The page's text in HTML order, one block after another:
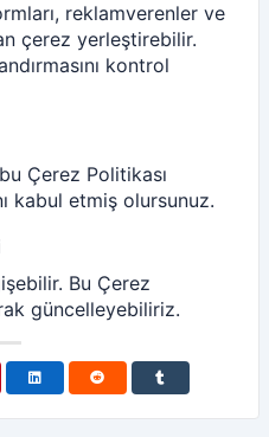
reklamverenler ve
çerez yerleştirebilir.
kontrol
Çerez Politikası
kabul etmiş olursunuz.
Bu Çerez
güncelleyebiliriz.